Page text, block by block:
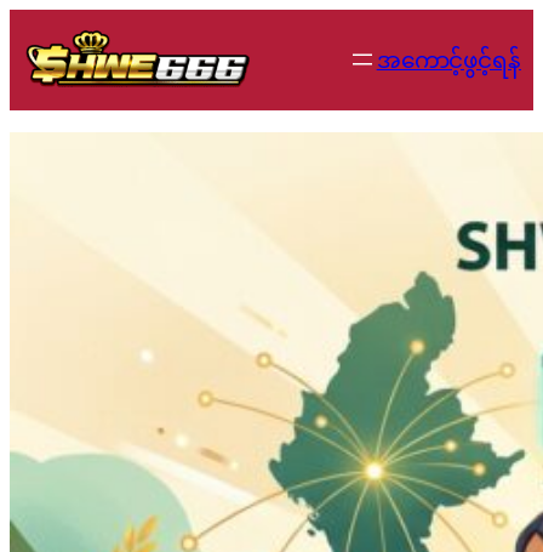
to
content
အကောင့်ဖွင့်ရန်